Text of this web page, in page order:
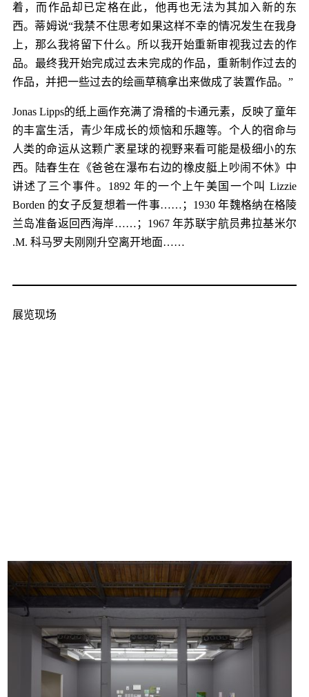
着，而作品却已定格在此，他再也无法为其加入新的东
西。蒂姆说“我禁不住思考如果这样不幸的情况发生在我身
上，那么我将留下什么。所以我开始重新审视我过去的作
品。最终我开始完成过去未完成的作品，重新制作过去的
作品，并把一些过去的绘画草稿拿出来做成了装置作品。”
Jonas Lipps的纸上画作充满了滑稽的卡通元素，反映了童年
的丰富生活，青少年成长的烦恼和乐趣等。个人的宿命与
人类的命运从这颗广袤星球的视野来看可能是极细小的东
西。陆春生在《爸爸在瀑布右边的橡皮艇上吵闹不休》中
讲述了三个事件。1892 年的一个上午美国一个叫 Lizzie
Borden 的女子反复想着一件事……；1930 年魏格纳在格陵
兰岛准备返回西海岸……；1967 年苏联宇航员弗拉基米尔
.M. 科马罗夫刚刚升空离开地面……
展览现场